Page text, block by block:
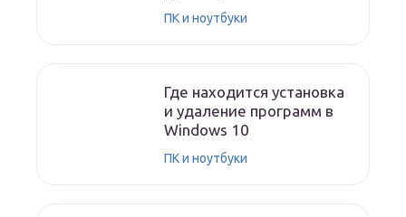
ПК и ноутбуки
Где находится установка
и удаление программ в
Windows 10
ПК и ноутбуки